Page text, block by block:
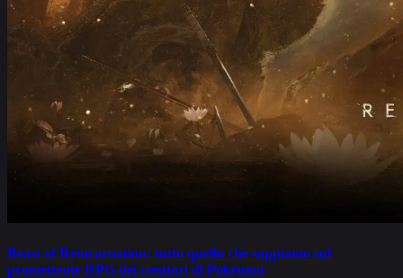
Beast of Reincarnation: tutto quello che sappiamo sul
promettente RPG dei creatori di Pokémon